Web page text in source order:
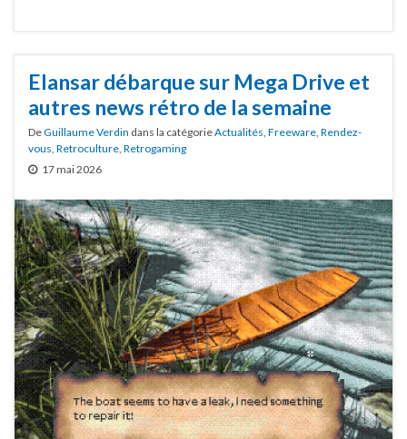
Elansar débarque sur Mega Drive et
autres news rétro de la semaine
DeGuillaume Verdin dans la catégorieActualités, Freeware, Rendez-
vous, Retroculture, Retrogaming
17 mai 2026